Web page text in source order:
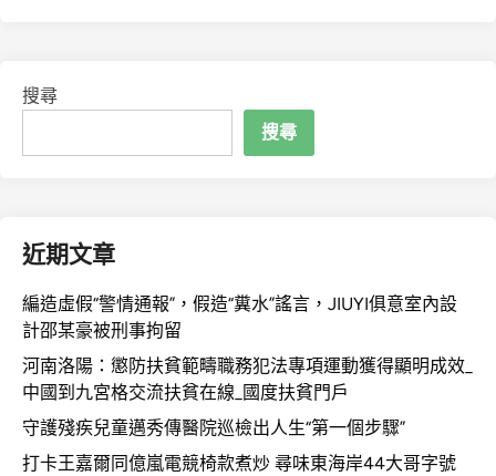
搜尋
搜尋
近期文章
編造虛假“警情通報”，假造“糞水”謠言，JIUYI俱意室內設
計邵某豪被刑事拘留
河南洛陽：懲防扶貧範疇職務犯法專項運動獲得顯明成效_
中國到九宮格交流扶貧在線_國度扶貧門戶
守護殘疾兒童邁秀傳醫院巡檢出人生“第一個步驟”
打卡王嘉爾同億嵐電競椅款煮炒 尋味東海岸44大哥字號